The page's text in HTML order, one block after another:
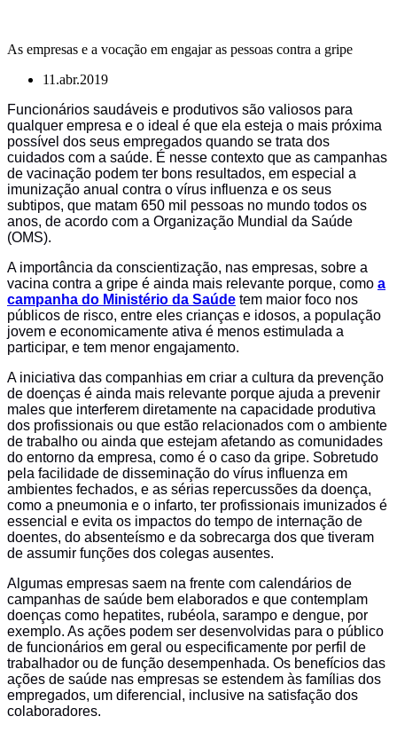
As empresas e a vocação em engajar as pessoas contra a gripe
11.abr.2019
Funcionários saudáveis e produtivos são valiosos para
qualquer empresa e o ideal é que ela esteja o mais próxima
possível dos seus empregados quando se trata dos
cuidados com a saúde. É nesse contexto que as campanhas
de vacinação podem ter bons resultados, em especial a
imunização anual contra o vírus influenza e os seus
subtipos, que matam 650 mil pessoas no mundo todos os
anos, de acordo com a Organização Mundial da Saúde
(OMS).
A importância da conscientização, nas empresas, sobre a
vacina contra a gripe é ainda mais relevante porque, como a
campanha do Ministério da Saúde tem maior foco nos
públicos de risco, entre eles crianças e idosos, a população
jovem e economicamente ativa é menos estimulada a
participar, e tem menor engajamento.
A iniciativa das companhias em criar a cultura da prevenção
de doenças é ainda mais relevante porque ajuda a prevenir
males que interferem diretamente na capacidade produtiva
dos profissionais ou que estão relacionados com o ambiente
de trabalho ou ainda que estejam afetando as comunidades
do entorno da empresa, como é o caso da gripe. Sobretudo
pela facilidade de disseminação do vírus influenza em
ambientes fechados, e as sérias repercussões da doença,
como a pneumonia e o infarto, ter profissionais imunizados é
essencial e evita os impactos do tempo de internação de
doentes, do absenteísmo e da sobrecarga dos que tiveram
de assumir funções dos colegas ausentes.
Algumas empresas saem na frente com calendários de
campanhas de saúde bem elaborados e que contemplam
doenças como hepatites, rubéola, sarampo e dengue, por
exemplo. As ações podem ser desenvolvidas para o público
de funcionários em geral ou especificamente por perfil de
trabalhador ou de função desempenhada. Os benefícios das
ações de saúde nas empresas se estendem às famílias dos
empregados, um diferencial, inclusive na satisfação dos
colaboradores.